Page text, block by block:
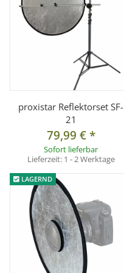
proxistar Reflektorset SF-
21
79,99 €*
Sofort lieferbar
Lieferzeit: 1 - 2 Werktage
LAGERND